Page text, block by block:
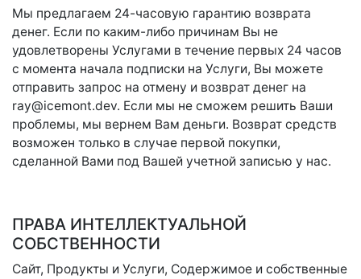
Мы предлагаем 24-часовую гарантию возврата
денег. Если по каким-либо причинам Вы не
удовлетворены Услугами в течение первых 24 часов
с момента начала подписки на Услуги, Вы можете
отправить запрос на отмену и возврат денег на
ray@icemont.dev. Если мы не сможем решить Ваши
проблемы, мы вернем Вам деньги. Возврат средств
возможен только в случае первой покупки,
сделанной Вами под Вашей учетной записью у нас.
ПРАВА ИНТЕЛЛЕКТУАЛЬНОЙ
СОБСТВЕННОСТИ
Сайт, Продукты и Услуги, Содержимое и собственные